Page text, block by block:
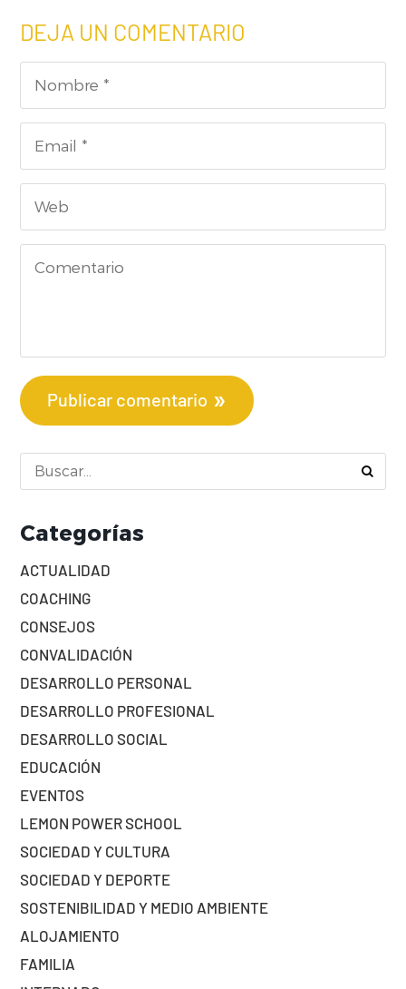
DEJA UN COMENTARIO
Publicar comentario
Categorías
ACTUALIDAD
COACHING
CONSEJOS
CONVALIDACIÓN
DESARROLLO PERSONAL
DESARROLLO PROFESIONAL
DESARROLLO SOCIAL
EDUCACIÓN
EVENTOS
LEMON POWER SCHOOL
SOCIEDAD Y CULTURA
SOCIEDAD Y DEPORTE
SOSTENIBILIDAD Y MEDIO AMBIENTE
ALOJAMIENTO
FAMILIA